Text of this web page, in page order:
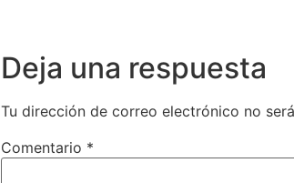
Deja una respuesta
Tu dirección de correo electrónico no
Comentario *